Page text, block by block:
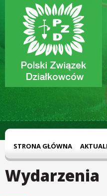
STRONA GŁÓWNA
Wydarzenia